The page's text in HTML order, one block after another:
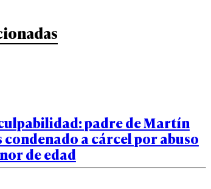
padre de Martín
condenado a cárcel por abuso
de edad